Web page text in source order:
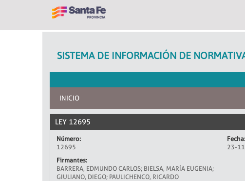
SISTEMA DE INFORMACIÓN DE
INICIO
LEY 12695
Número:
12695
Fecha:
23-
Firmantes:
BARRERA, EDMUNDO CARLOS; BIELSA, MARÍA EUGENIA;
GIULIANO, DIEGO; PAULICHENCO, RICARDO